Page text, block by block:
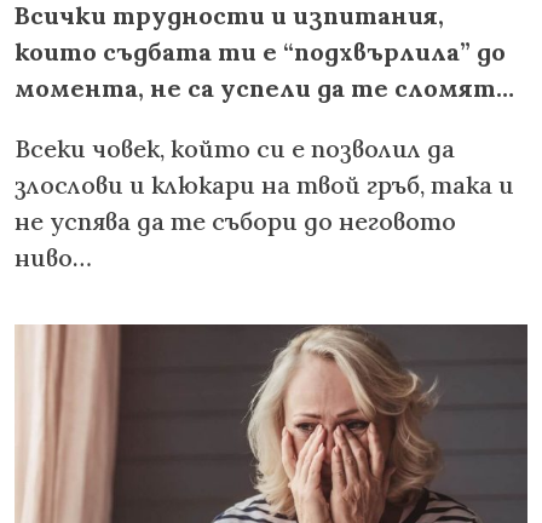
Всички трудности и изпитания,
които съдбата ти е “подхвърлила” до
момента, не са успели да те сломят…
Всеки човек, който си е позволил да
злослови и клюкари на твой гръб, така и
не успява да те събори до неговото
ниво…